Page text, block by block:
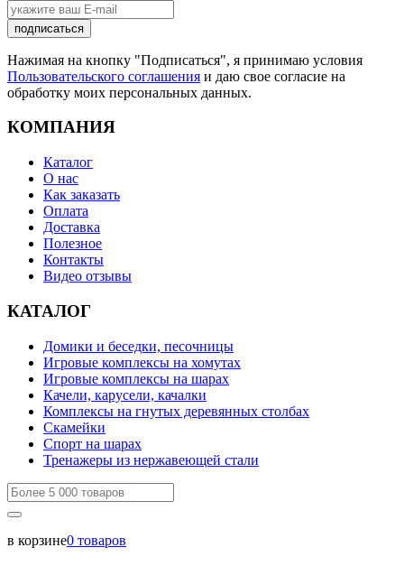
подписаться
Нажимая на кнопку "Подписаться", я принимаю условия
Пользовательского соглашения и даю свое согласие на
обработку моих персональных данных.
КОМПАНИЯ
Каталог
О нас
Как заказать
Оплата
Доставка
Полезное
Контакты
Видео отзывы
КАТАЛОГ
Домики и беседки, песочницы
Игровые комплексы на хомутах
Игровые комплексы на шарах
Качели, карусели, качалки
Комплексы на гнутых деревянных столбах
Скамейки
Спорт на шарах
Тренажеры из нержавеющей стали
в корзине0 товаров